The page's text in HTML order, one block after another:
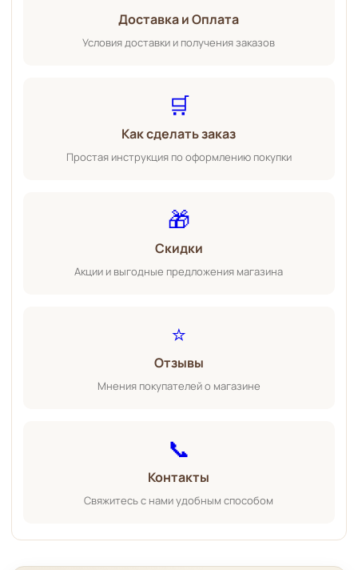
Доставка и Оплата
Условия доставки и получения заказов
🛒
Как сделать заказ
Простая инструкция по оформлению покупки
🎁
Скидки
Акции и выгодные предложения магазина
⭐
Отзывы
Мнения покупателей о магазине
📞
Контакты
Свяжитесь с нами удобным способом